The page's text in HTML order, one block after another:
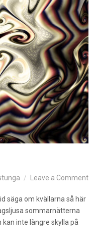
Leave a Commenton
säga om kvällarna så här
sommarnätterna
inte längre skylla på